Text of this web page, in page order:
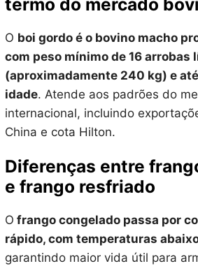
termo do mercado
O boi gordo é o bovino macho
com peso mínimo de 16 arrobas
(aproximadamente 240 kg) e
idade. Atende aos padrões do
internacional, incluindo
China e cota Hilton.
Diferenças entre
e frango resfriado
O frango congelado passa por
rápido, com temperaturas
garantindo maior vida útil para